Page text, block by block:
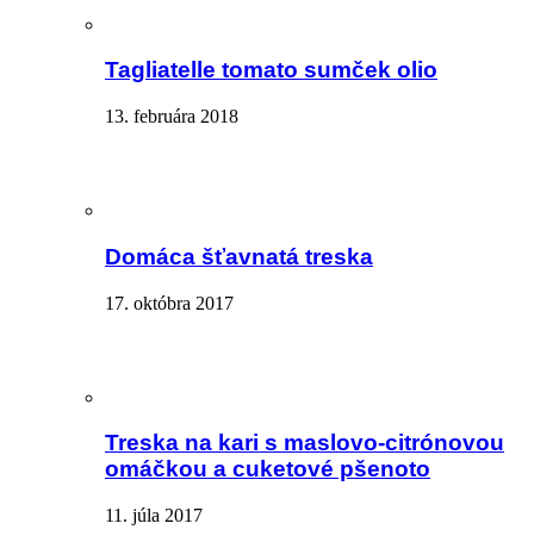
Tagliatelle tomato sumček olio
13. februára 2018
Domáca šťavnatá treska
17. októbra 2017
Treska na kari s maslovo-citrónovou
omáčkou a cuketové pšenoto
11. júla 2017